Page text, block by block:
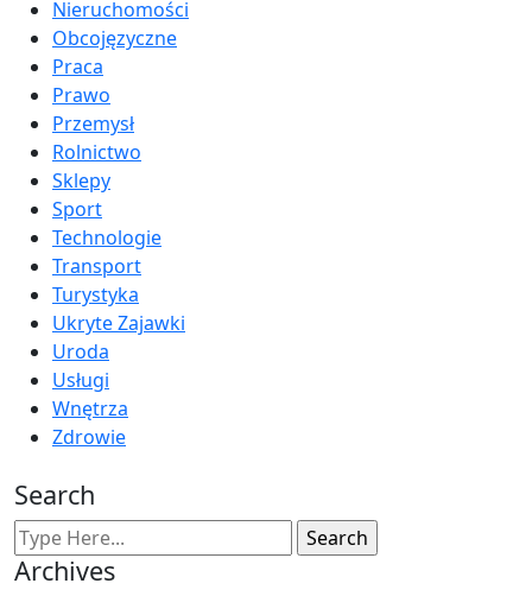
Nieruchomości
Obcojęzyczne
Praca
Prawo
Przemysł
Rolnictwo
Sklepy
Sport
Technologie
Transport
Turystyka
Ukryte Zajawki
Uroda
Usługi
Wnętrza
Zdrowie
Search
Archives